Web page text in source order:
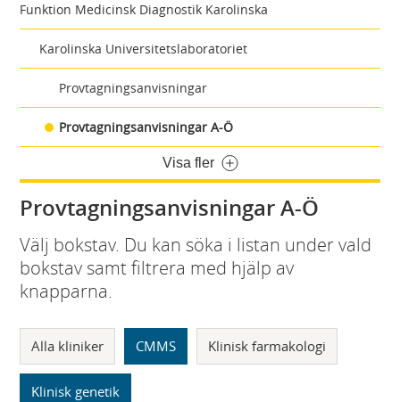
Funktion Medicinsk Diagnostik Karolinska
Karolinska Universitetslaboratoriet
Provtagningsanvisningar
Provtagningsanvisningar A-Ö
Visa fler
Provtagningsanvisningar A-Ö
Välj bokstav. Du kan söka i listan under vald
bokstav samt filtrera med hjälp av
knapparna.
Alla kliniker CMMS Klinisk farmakologi
Klinisk genetik